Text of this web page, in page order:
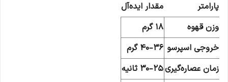
پارامتر
مقدار ایده‌آل
وزن قهوه
18 گرم
خروجی اسپرسو 36–40 گرم
زمان عصاره‌گیری25–30 ثانیه